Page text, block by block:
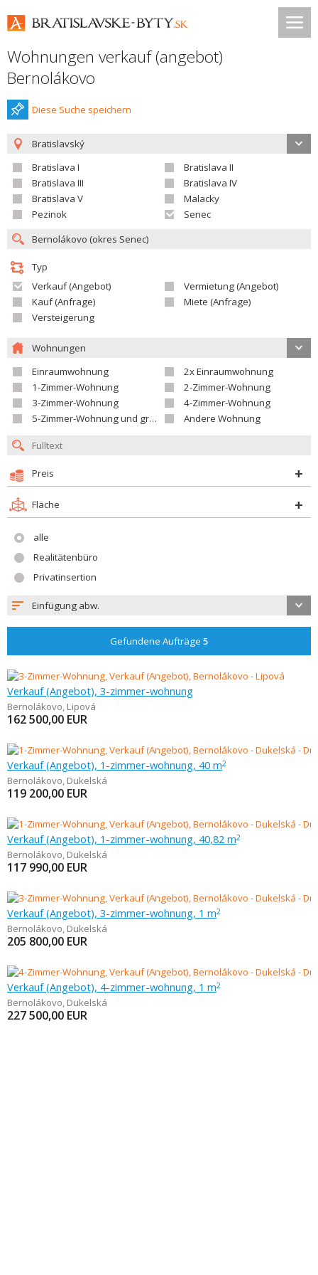
Wohnungen verkauf (angebot)
Bernolákovo
Diese Suche speichern
Bratislavský
Bratislava I
Bratislava II
Bratislava III
Bratislava IV
Bratislava V
Malacky
Pezinok
Senec
Typ
Verkauf (Angebot)
Vermietung (Angebot)
Kauf (Anfrage)
Miete (Anfrage)
Versteigerung
Wohnungen
Einraumwohnung
2x Einraumwohnung
1-Zimmer-Wohnung
2-Zimmer-Wohnung
3-Zimmer-Wohnung
4-Zimmer-Wohnung
5-Zimmer-Wohnung und größer
Andere Wohnung
Preis
Fläche
alle
Realitätenbüro
Privatinsertion
Einfügung abw.
Gefundene Aufträge 5
Verkauf (Angebot), 3-zimmer-wohnung
Bernolákovo, Lipová
162 500,00 EUR
Verkauf (Angebot), 1-zimmer-wohnung, 40 m2
Bernolákovo, Dukelská
119 200,00 EUR
Verkauf (Angebot), 1-zimmer-wohnung, 40,82 m2
Bernolákovo, Dukelská
117 990,00 EUR
Verkauf (Angebot), 3-zimmer-wohnung, 1 m2
Bernolákovo, Dukelská
205 800,00 EUR
Verkauf (Angebot), 4-zimmer-wohnung, 1 m2
Bernolákovo, Dukelská
227 500,00 EUR